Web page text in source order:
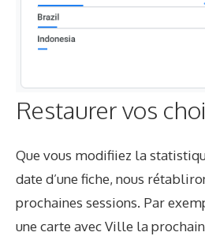
Restaurer vos
Que vous modifiiez la
date d’une fiche, nous
prochaines sessions. Par
une carte avec Ville la